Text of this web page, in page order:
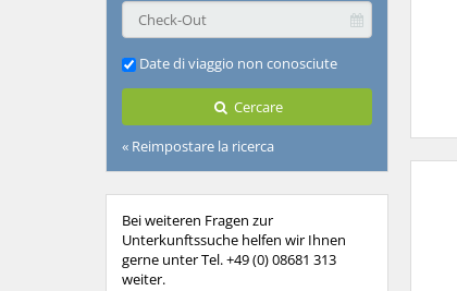
Date di viaggio non conosciute
Cercare
« Reimpostare la ricerca
Bei weiteren Fragen zur
Unterkunftssuche helfen wir Ihnen
gerne unter Tel. +49 (0) 08681 313
weiter.